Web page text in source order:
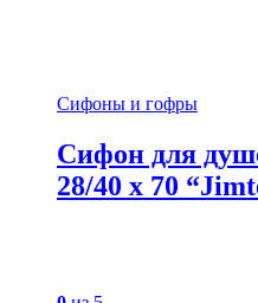
Сифоны и гофры
Сифон для
28/40 x 70